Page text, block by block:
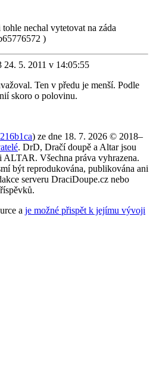
nechal vytetovat na záda
)
24. 5. 2011 v 14:05:55
Ten v předu je menší. Podle
skoro o polovinu.
216b1ca) ze dne 18. 7. 2026 © 2018–
. DrD, Dračí doupě a Altar jsou
ALTAR. Všechna práva vyhrazena.
být reprodukována, publikována ani
serveru DraciDoupe.cz nebo
a je možné přispět k jejímu vývoji